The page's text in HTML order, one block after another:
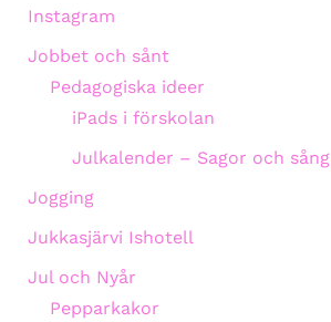
Instagram
Jobbet och sånt
Pedagogiska ideer
iPads i förskolan
Julkalender – Sagor och sång
Jogging
Jukkasjärvi Ishotell
Jul och Nyår
Pepparkakor